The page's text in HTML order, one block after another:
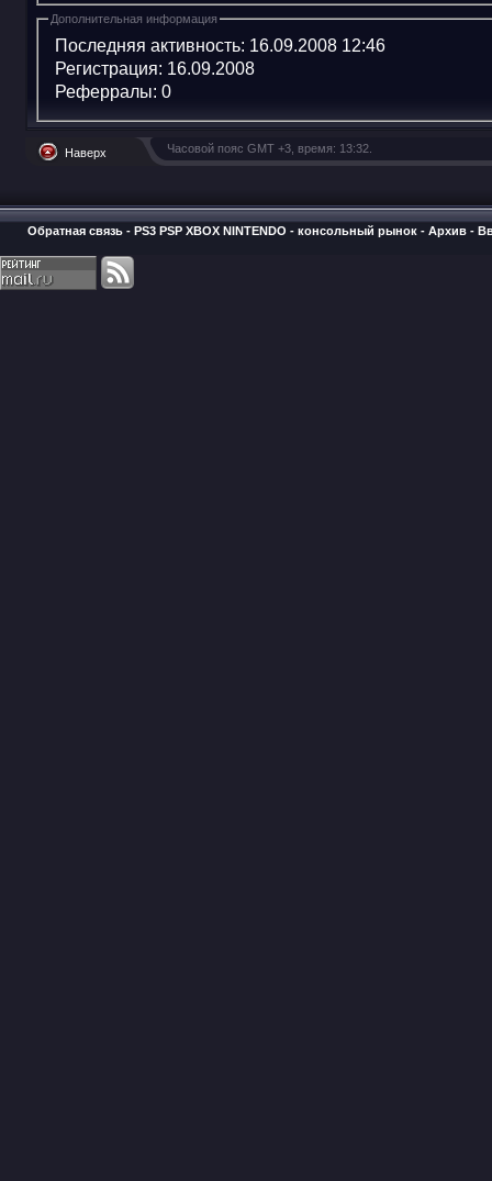
Дополнительная информация
Последняя активность: 16.09.2008 12:46
Регистрация: 16.09.2008
Реферралы: 0
Наверх Часовой пояс GMT +3, время: 13:32
Обратная связь - PS3 PSP XBOX NINTENDO - консольный рынок - Архив -